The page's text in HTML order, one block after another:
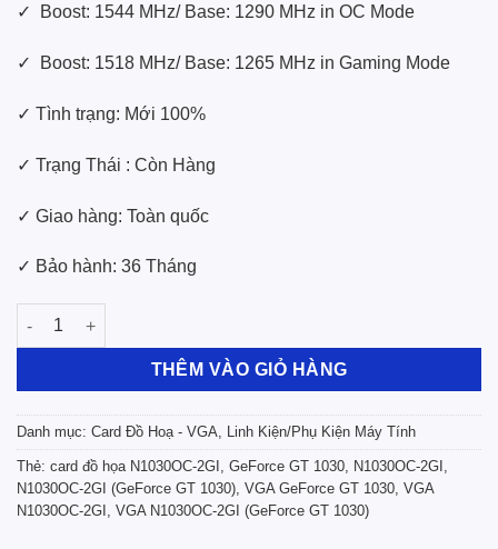
✓ Boost: 1544 MHz/ Base: 1290 MHz in OC Mode
✓ Boost: 1518 MHz/ Base: 1265 MHz in Gaming Mode
✓ Tình trạng: Mới 100%
✓ Trạng Thái : Còn Hàng
✓ Giao hàng: Toàn quốc
✓ Bảo hành: 36 Tháng
VGA Gigabyte GV-N1030OC-2GI (GeForce GT 1030) số lượng
THÊM VÀO GIỎ HÀNG
Danh mục: Card Đồ Hoạ - VGA, Linh Kiện/Phụ Kiện Máy Tính
Thẻ: card đồ họa N1030OC-2GI , GeForce GT 1030, N1030OC-2GI ,
N1030OC-2GI (GeForce GT 1030), VGA GeForce GT 1030, VGA
N1030OC-2GI , VGA N1030OC-2GI (GeForce GT 1030)